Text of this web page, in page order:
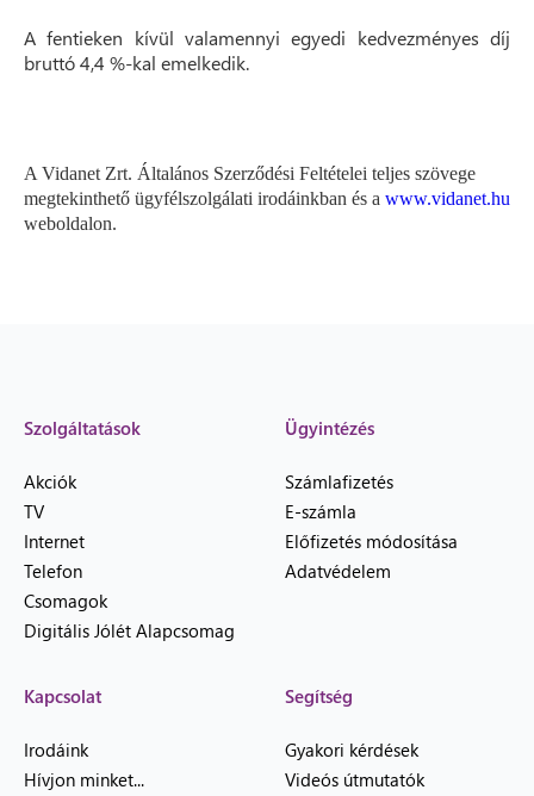
A fentieken kívül valamennyi egyedi kedvezményes díj
bruttó 4,4 %-kal emelkedik.
A Vidanet Zrt. Általános Szerződési Feltételei teljes szövege
megtekinthető ügyfélszolgálati irodáinkban és a www.vidanet.hu
weboldalon.
Szolgáltatások
Akciók
TV
Internet
Telefon
Csomagok
Digitális Jólét Alapcsomag
Ügyintézés
Számlafizetés
E-számla
Előfizetés módosítása
Adatvédelem
Kapcsolat
Irodáink
Hívjon minket...
Segítség
Gyakori kérdések
Videós útmutatók